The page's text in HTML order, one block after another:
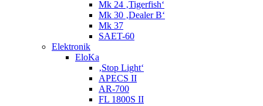
Mk 24 ‚Tigerfish‘
Mk 30 ‚Dealer B‘
Mk 37
SAET-60
Elektronik
EloKa
‚Stop Light‘
APECS II
AR-700
FL 1800S II